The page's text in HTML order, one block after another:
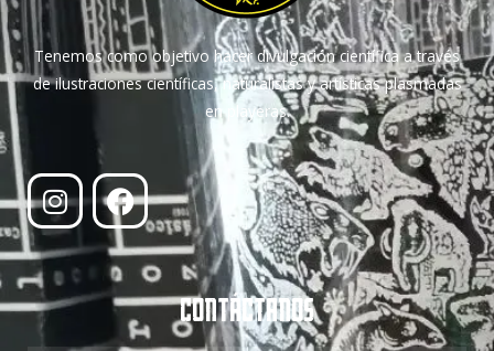
Tenemos como objetivo hacer divulgación científica a través
de ilustraciones científicas, naturalistas y artísticas plasmadas
en playeras.
CONTÁCTANOS